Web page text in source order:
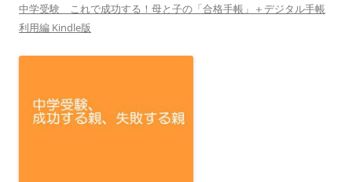
中学受験 これで成功する！母と子の「合格手帳」＋デジタル手帳
利用編 Kindle版